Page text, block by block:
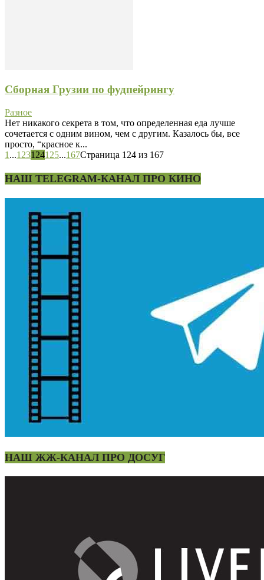
Сборная Грузии по фудпейрингу
Разное
Нет никакого секрета в том, что определенная еда лучше
сочетается с одним вином, чем с другим. Казалось бы, все
просто, “красное к...
1 ...123124125...167Страница 124 из 167
НАШ TELEGRAM-КАНАЛ ПРО КИНО
НАШ ЖЖ-КАНАЛ ПРО ДОСУГ